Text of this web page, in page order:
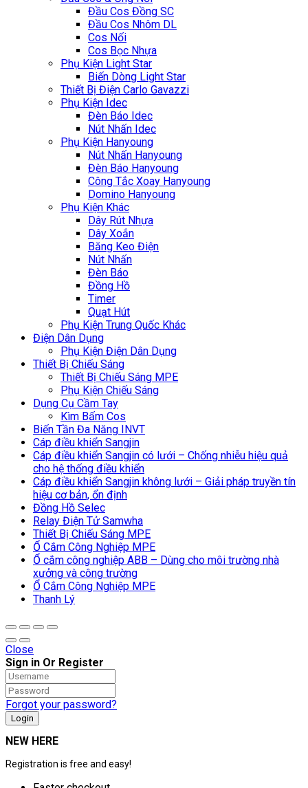
Đầu Cos Đồng SC
Đầu Cos Nhôm DL
Cos Nối
Cos Bọc Nhựa
Phụ Kiện Light Star
Biến Dòng Light Star
Thiết Bị Điện Carlo Gavazzi
Phụ Kiện Idec
Đèn Báo Idec
Nút Nhấn Idec
Phụ Kiện Hanyoung
Nút Nhấn Hanyoung
Đèn Báo Hanyoung
Công Tắc Xoay Hanyoung
Domino Hanyoung
Phụ Kiện Khác
Dây Rút Nhựa
Dây Xoắn
Băng Keo Điện
Nút Nhấn
Đèn Báo
Đồng Hồ
Timer
Quạt Hút
Phụ Kiện Trung Quốc Khác
Điện Dân Dụng
Phụ Kiện Điện Dân Dụng
Thiết Bị Chiếu Sáng
Thiết Bị Chiếu Sáng MPE
Phụ Kiện Chiếu Sáng
Dụng Cụ Cầm Tay
Kìm Bấm Cos
Biến Tần Đa Năng INVT
Cáp điều khiển Sangjin
Cáp điều khiển Sangjin có lưới – Chống nhiễu hiệu quả
cho hệ thống điều khiển
Cáp điều khiển Sangjin không lưới – Giải pháp truyền tín
hiệu cơ bản, ổn định
Đồng Hồ Selec
Relay Điện Tử Samwha
Thiết Bị Chiếu Sáng MPE
Ổ Cắm Công Nghiệp MPE
Ổ cắm công nghiệp ABB – Dùng cho môi trường nhà
xưởng và công trường
Ổ Cắm Công Nghiệp MPE
Thanh Lý
Close
Sign in Or Register
Forgot your password?
NEW HERE
Registration is free and easy!